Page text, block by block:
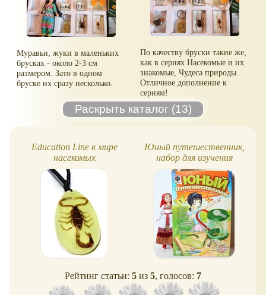
Муравьи, жуки в маленьких
брусках - около 2-3 см
размером. Зато в одном
бруске их сразу несколько.
По качеству бруски такие же,
как в сериях Насекомые и их
знакомые, Чудеса природы.
Отличное дополнение к
сериям!
Education Line в мире
насекомых
Юный путешественник,
набор для изучения
насекомых
Рейтинг статьи: 5 из 5, голосов: 7